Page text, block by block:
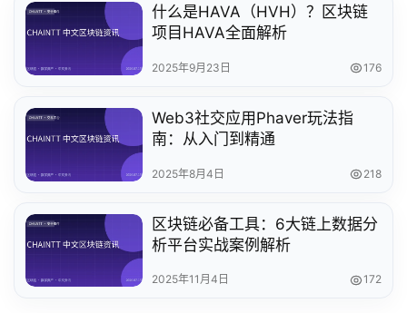
什么是HAVA（HVH）？区块链
项目HAVA全面解析
2025年9月23日 176
Web3社交应用Phaver玩法指
南：从入门到精通
2025年8月4日 218
区块链必备工具：6大链上数据分
析平台实战案例解析
2025年11月4日 172